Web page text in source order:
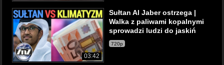
03:42
Sułtan Al Jaber ostrzega |
Walka z paliwami kopalnymi
sprowadzi ludzi do jaskiń
720p